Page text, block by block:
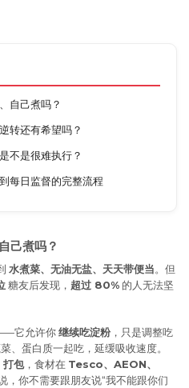
自己煮吗？
转还有希望吗？
不是很难执行？
每日监督的完整流程
己煮吗？
水煮菜、无油无盐、天天带便当。但
糖友后发现， 超过 80% 的人无法坚
它允许你继续吃淀粉 ，只是调整吃
、蛋白质一起吃，延缓吸收速度。
打包，食材在 Tesco、AEON、
，你不需要跟朋友说“我不能跟你们